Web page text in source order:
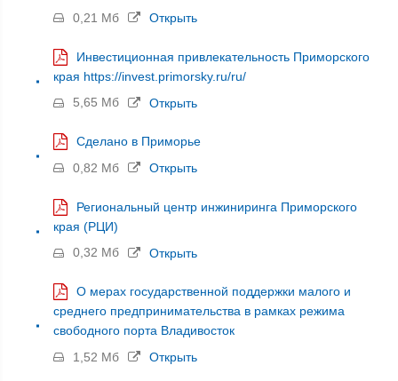
0,21 Мб
Открыть
Инвестиционная привлекательность Приморского
края https://invest.primorsky.ru/ru/
5,65 Мб
Открыть
Сделано в Приморье
0,82 Мб
Открыть
Региональный центр инжиниринга Приморского
края (РЦИ)
0,32 Мб
Открыть
О мерах государственной поддержки малого и
среднего предпринимательства в рамках режима
свободного порта Владивосток
1,52 Мб
Открыть